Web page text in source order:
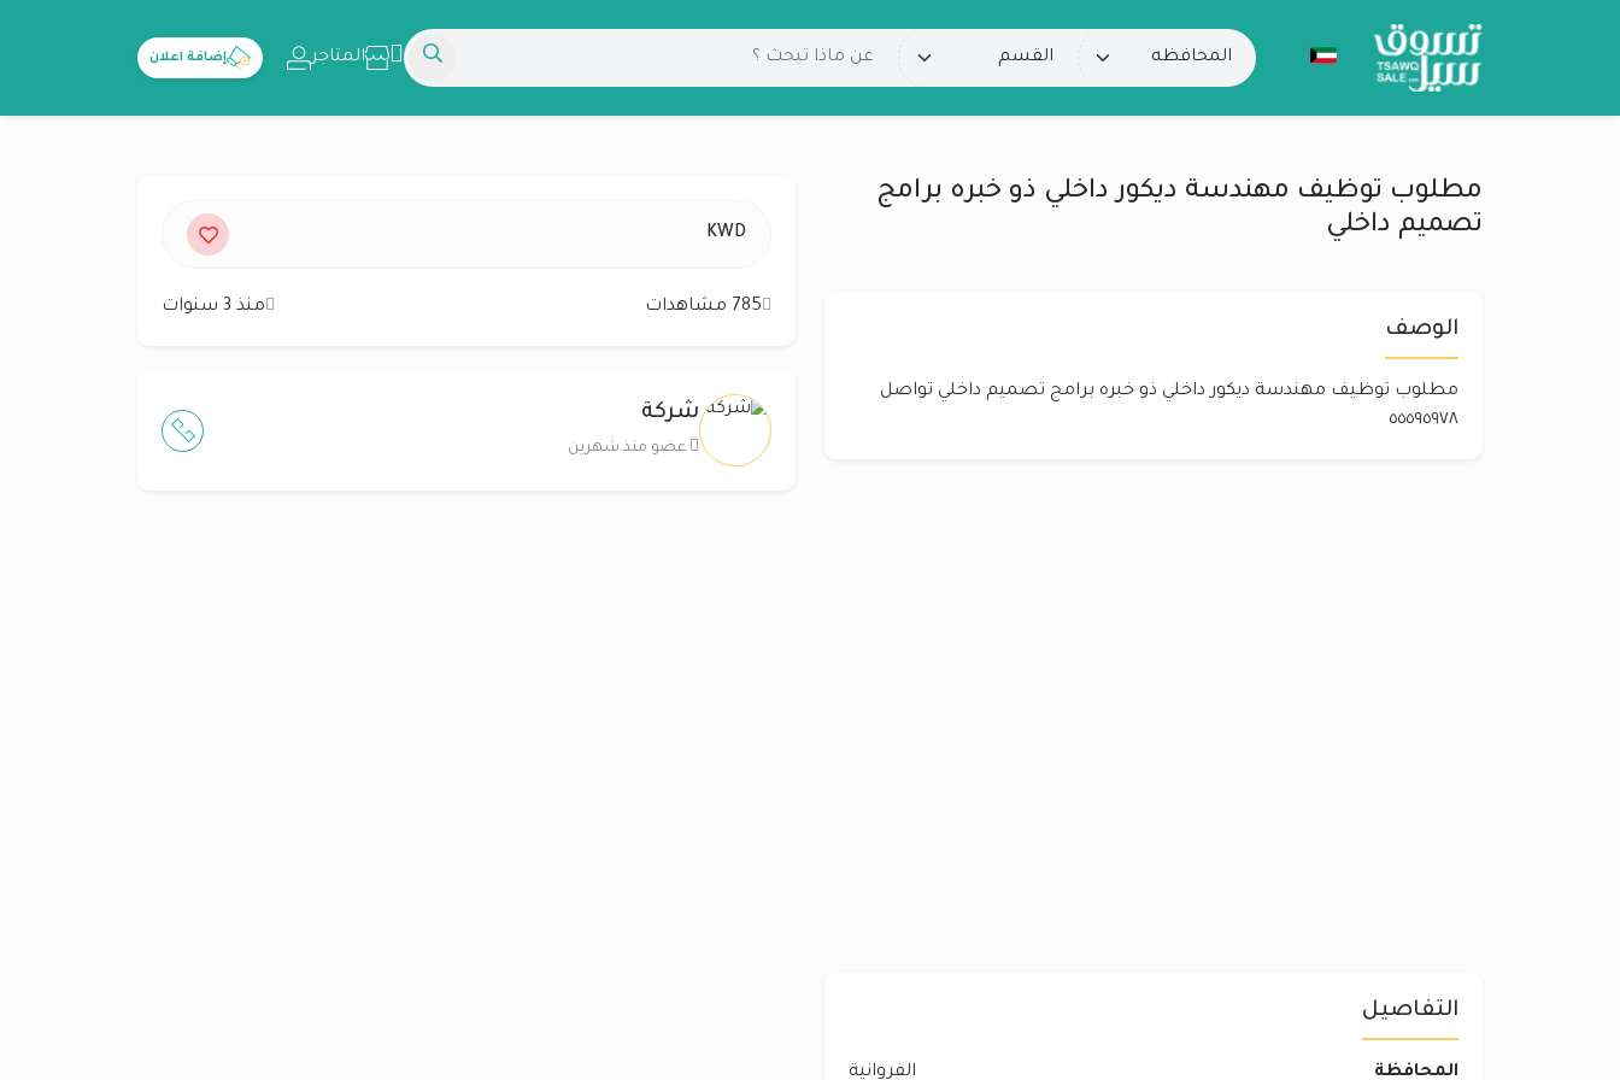
المتاجر إضافة اعلان
مطلوب توظيف مهندسة ديكور داخلي ذو خبره برامج
تصميم داخلي
الوصف
مطلوب توظيف مهندسة ديكور داخلي ذو خبره برامج تصميم داخلي تواصل
٥٥٥٩٥٩٧٨
KWD
785 مشاهدات منذ 3 سنوات
شركة
عضو منذ شهرين
التفاصيل
المحافظة الفروانية